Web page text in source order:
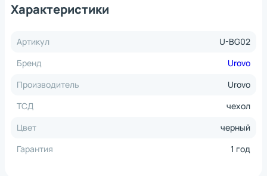
Характеристики
Артикул
U-BG02
Бренд
Urovo
Производитель
Urovo
ТСД
чехол
Цвет
черный
Гарантия
1 год